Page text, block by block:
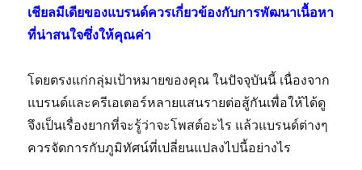
เชียลมีเดียของแบรนด์ควรเกี่ยวข้องกับการพัฒนาเนื้อหา
ที่น่าสนใจซึ่งให้คุณค่า
โดยตรงแก่กลุ่มเป้าหมายของคุณ ในปัจจุบันนี้ เนื่องจาก
แบรนด์และครีเอเตอร์หลายแสนรายต่อสู้กันเพื่อให้ได้ดู
จึงเป็นเรื่องยากที่จะรู้ว่าจะโพสต์อะไร แล้วแบรนด์ต่างๆ
ควรจัดการกับภูมิทัศน์ที่เปลี่ยนแปลงไปนี้อย่างไร